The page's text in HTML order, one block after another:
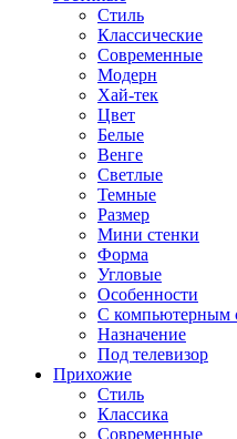
Стиль
Классические
Современные
Модерн
Хай-тек
Цвет
Белые
Венге
Светлые
Темные
Размер
Мини стенки
Форма
Угловые
Особенности
С компьютерным
Назначение
Под телевизор
Прихожие
Стиль
Классика
Современные